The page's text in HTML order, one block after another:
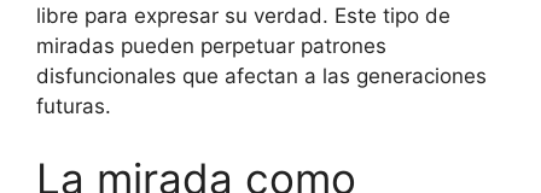
libre para expresar su verdad. Este tipo de
miradas pueden perpetuar patrones
disfuncionales que afectan a las generaciones
futuras.
La mirada como